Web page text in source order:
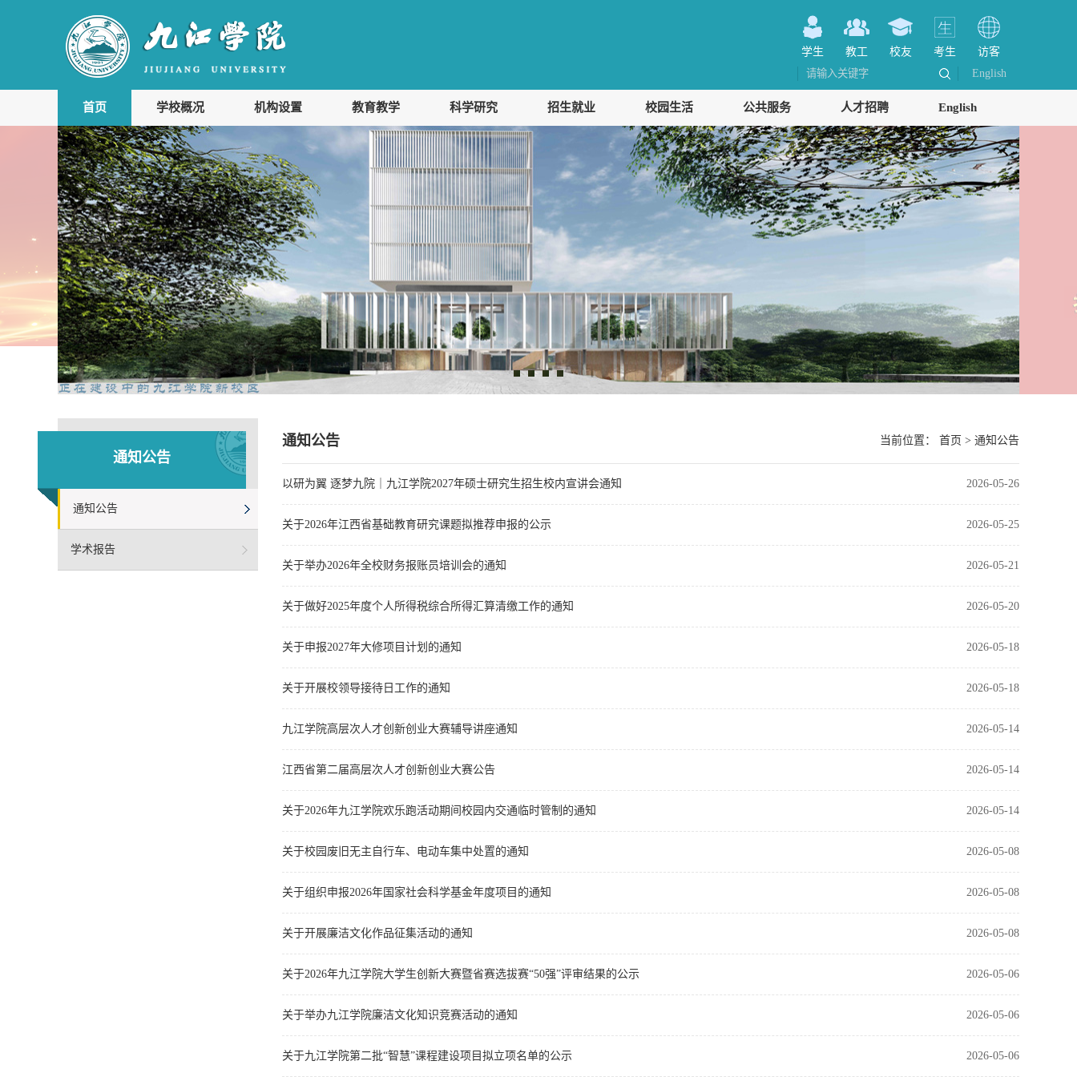
学生 教工 校友 考生
访客
English
首页 学校概况 机构设置 教育教学 科学研究 招生就业 校园生活 公共服务 人才招聘 English
通知公告
通知公告
学术报告
通知公告 当前位置： 首页 > 通知公告
2026-05-26
以研为翼 逐梦九院｜九江学院2027年硕士研究生招生校内宣讲会通知
2026-05-25
关于2026年江西省基础教育研究课题拟推荐申报的公示
2026-05-21
关于举办2026年全校财务报账员培训会的通知
2026-05-20
关于做好2025年度个人所得税综合所得汇算清缴工作的通知
2026-05-18
关于申报2027年大修项目计划的通知
2026-05-18
关于开展校领导接待日工作的通知
2026-05-14
九江学院高层次人才创新创业大赛辅导讲座通知
2026-05-14
江西省第二届高层次人才创新创业大赛公告
2026-05-14
关于2026年九江学院欢乐跑活动期间校园内交通临时管制的通知
2026-05-08
关于校园废旧无主自行车、电动车集中处置的通知
2026-05-08
关于组织申报2026年国家社会科学基金年度项目的通知
2026-05-08
关于开展廉洁文化作品征集活动的通知
2026-05-06
关于2026年九江学院大学生创新大赛暨省赛选拔赛“50强”评审结果的公示
2026-05-06
关于举办九江学院廉洁文化知识竞赛活动的通知
2026-05-06
关于九江学院第二批“智慧”课程建设项目拟立项名单的公示